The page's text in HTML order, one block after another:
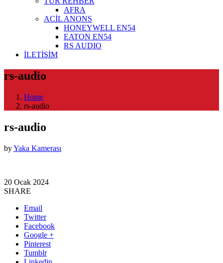
AFRA
ACİL ANONS
HONEYWELL EN54
EATON EN54
RS AUDIO
İLETİŞİM
rs-audio
Home
rs-audio
rs-audio
byYaka Kamerası
20 Ocak 2024
SHARE
Email
Twitter
Facebook
Google +
Pinterest
Tumblr